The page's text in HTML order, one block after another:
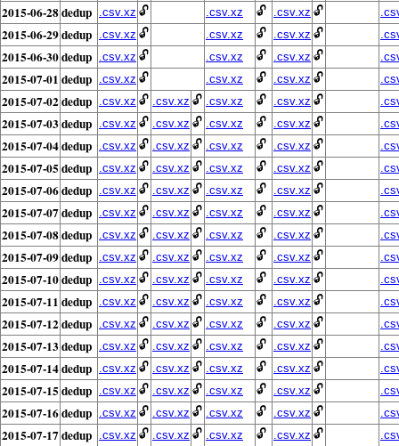
2015-06-28dedup .csv.xz 🔓 .csv.xz 🔓 .csv.xz 🔓
2015-06-29dedup .csv.xz 🔓 .csv.xz 🔓 .csv.xz 🔓
2015-06-30dedup .csv.xz 🔓 .csv.xz 🔓 .csv.xz 🔓
2015-07-01 dedup .csv.xz 🔓 .csv.xz 🔓 .csv.xz 🔓
2015-07-02dedup .csv.xz 🔓 .csv.xz 🔓 .csv.xz 🔓 .csv.xz 🔓
2015-07-03dedup .csv.xz 🔓 .csv.xz 🔓 .csv.xz 🔓 .csv.xz 🔓
2015-07-04dedup .csv.xz 🔓 .csv.xz 🔓 .csv.xz 🔓 .csv.xz 🔓
2015-07-05 dedup .csv.xz 🔓 .csv.xz 🔓 .csv.xz 🔓 .csv.xz 🔓
2015-07-06dedup .csv.xz 🔓 .csv.xz 🔓 .csv.xz 🔓 .csv.xz 🔓
2015-07-07dedup .csv.xz 🔓 .csv.xz 🔓 .csv.xz 🔓 .csv.xz 🔓
2015-07-08dedup .csv.xz 🔓 .csv.xz 🔓 .csv.xz 🔓 .csv.xz 🔓
2015-07-09dedup .csv.xz 🔓 .csv.xz 🔓 .csv.xz 🔓 .csv.xz 🔓
2015-07-10dedup .csv.xz 🔓 .csv.xz 🔓 .csv.xz 🔓 .csv.xz 🔓
2015-07-11 dedup .csv.xz 🔓 .csv.xz 🔓 .csv.xz 🔓 .csv.xz 🔓
2015-07-12dedup .csv.xz 🔓 .csv.xz 🔓 .csv.xz 🔓 .csv.xz 🔓
2015-07-13dedup .csv.xz 🔓 .csv.xz 🔓 .csv.xz 🔓 .csv.xz 🔓
2015-07-14dedup .csv.xz 🔓 .csv.xz 🔓 .csv.xz 🔓 .csv.xz 🔓
2015-07-15 dedup .csv.xz 🔓 .csv.xz 🔓 .csv.xz 🔓 .csv.xz 🔓
2015-07-16dedup .csv.xz 🔓 .csv.xz 🔓 .csv.xz 🔓 .csv.xz 🔓
2015-07-17dedup .csv.xz 🔓 .csv.xz 🔓 .csv.xz 🔓 .csv.xz 🔓